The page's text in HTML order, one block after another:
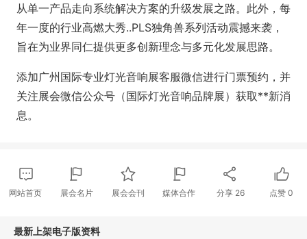
从单一产品走向系统解决方案的升级发展之路。此外，每
年一度的行业高燃大秀..PLS独角兽系列活动震撼来袭，
旨在为业界同仁提供更多创新理念与多元化发展思路。
添加广州国际专业灯光音响展客服微信进行门票预约，并
关注展会微信公众号（国际灯光音响品牌展）获取**新消
息。
网站首页 展会名片 展会会刊 媒体合作 分享 26 点赞0
最新上架电子版资料